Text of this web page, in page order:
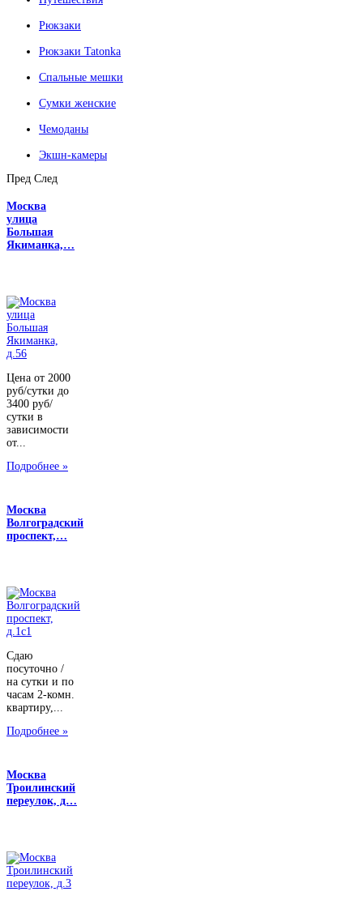
Рюкзаки
Рюкзаки Tatonka
Спальные мешки
Сумки женские
Чемоданы
Экшн-камеры
Пред След
Москва
улица
Большая
Якиманка,…
Цена от 2000
руб/сутки до
3400 руб/
сутки в
зависимости
от...
Подробнее »
Москва
Волгоградский
проспект,…
Сдаю
посуточно /
на сутки и по
часам 2-комн.
квартиру,...
Подробнее »
Москва
Троилинский
переулок, д…